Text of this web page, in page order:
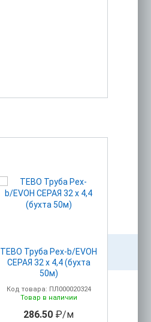
TEBO Труба Pex-b/EVOH
СЕРАЯ 32 х 4,4 (бухта
50м)
Код товара: ПЛ000020324
Товар в наличии
286.50 ₽/м